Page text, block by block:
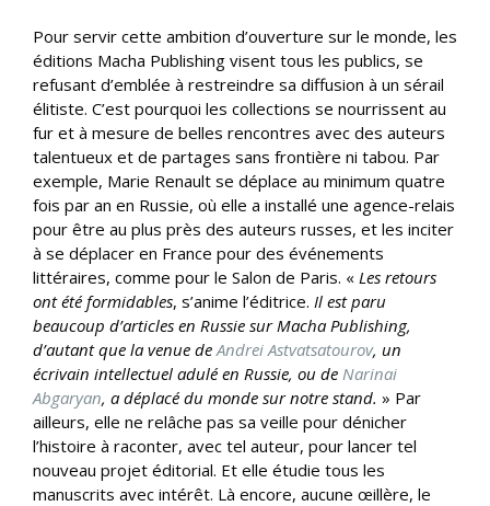
Pour servir cette ambition d’ouverture sur le monde, les
éditions Macha Publishing visent tous les publics, se
refusant d’emblée à restreindre sa diffusion à un sérail
élitiste. C’est pourquoi les collections se nourrissent au
fur et à mesure de belles rencontres avec des auteurs
talentueux et de partages sans frontière ni tabou. Par
exemple, Marie Renault se déplace au minimum quatre
fois par an en Russie, où elle a installé une agence-relais
pour être au plus près des auteurs russes, et les inciter
à se déplacer en France pour des événements
littéraires, comme pour le Salon de Paris. « Les retours
ont été formidables, s’anime l’éditrice. Il est paru
beaucoup d’articles en Russie sur Macha Publishing,
d’autant que la venue deAndrei Astvatsatourov, un
écrivain intellectuel adulé en Russie, ou de Narinai
Abgaryan, a déplacé du monde sur notre stand. » Par
ailleurs, elle ne relâche pas sa veille pour dénicher
l’histoire à raconter, avec tel auteur, pour lancer tel
nouveau projet éditorial. Et elle étudie tous les
manuscrits avec intérêt. Là encore, aucune œillère, le